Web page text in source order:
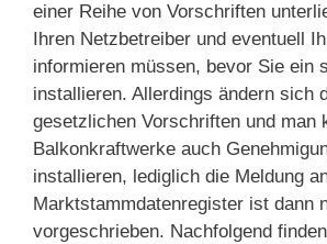
einer Reihe von Vorschriften
Ihren Netzbetreiber und eventuell
informieren müssen, bevor Sie ein
installieren. Allerdings ändern sich
gesetzlichen Vorschriften und man
Balkonkraftwerke auch
installieren, lediglich die Meldung
Marktstammdatenregister ist dann
vorgeschrieben. Nachfolgend